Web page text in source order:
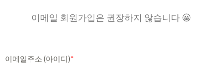
이메일 회원가입은 권장하지 않습니다 😀
이메일주소 (아이디)*